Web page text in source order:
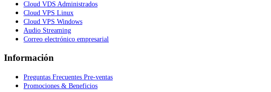
Cloud VDS Administrados
Cloud VPS Linux
Cloud VPS Windows
Audio Streaming
Correo electrónico empresarial
Información
Preguntas Frecuentes Pre-ventas
Promociones & Beneficios